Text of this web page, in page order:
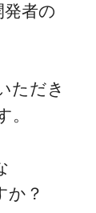
発者の
ただき
。
か？